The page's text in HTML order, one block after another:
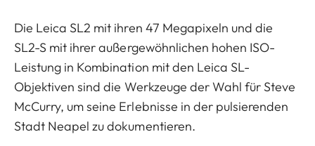
Die Leica SL2 mit ihren 47 Megapixeln und die
SL2-S mit ihrer außergewöhnlichen hohen ISO-
Leistung in Kombination mit den Leica SL-
Objektiven sind die Werkzeuge der Wahl für Steve
McCurry, um seine Erlebnisse in der pulsierenden
Stadt Neapel zu dokumentieren.